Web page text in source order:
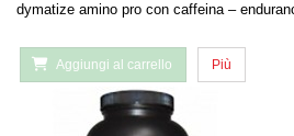
dymatize amino pro con caffeina –
Aggiungi al carrello Più